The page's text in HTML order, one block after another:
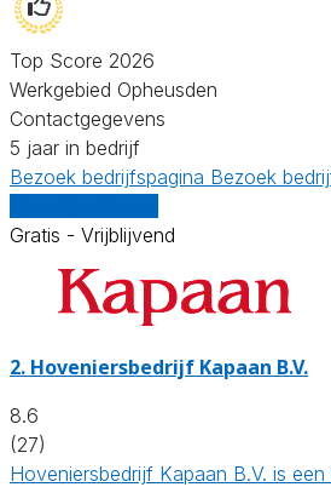
Top Score 2026
Werkgebied Opheusden
Contactgegevens
5 jaar in bedrijf
Bezoek bedrijfspagina Bezoek
Gratis - Vrijblijvend
2. Hoveniersbedrijf Kapaan B.V.
8.6
(27)
Hoveniersbedrijf Kapaan B.V. is